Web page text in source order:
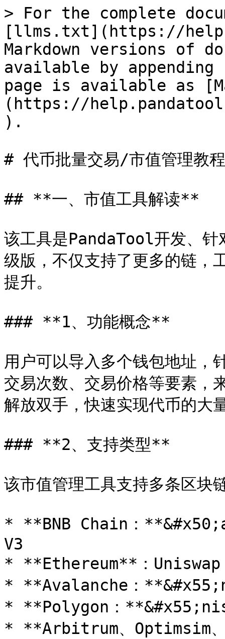
> For the complete
[llms.txt](https://
Markdown versions of
available by
page is available as
(https://
).
# 代币批量交易/市值管理教程
## **一、市值工具解读**
该工具是PandaTool开发、针
级版，不仅支持了更多的链，
提升。
### **1、功能概念**
用户可以导入多个钱包地址，
交易次数、交易价格等要素，
解放双手，快速实现代币的大
### **2、支持类型**
该市值管理工具支持多条区块
* **BNB Chain：
V3
* **Ethereum**：Uniswap
* **Avalanche：
* **Polygon：
* **Arbitrum、Optimsim